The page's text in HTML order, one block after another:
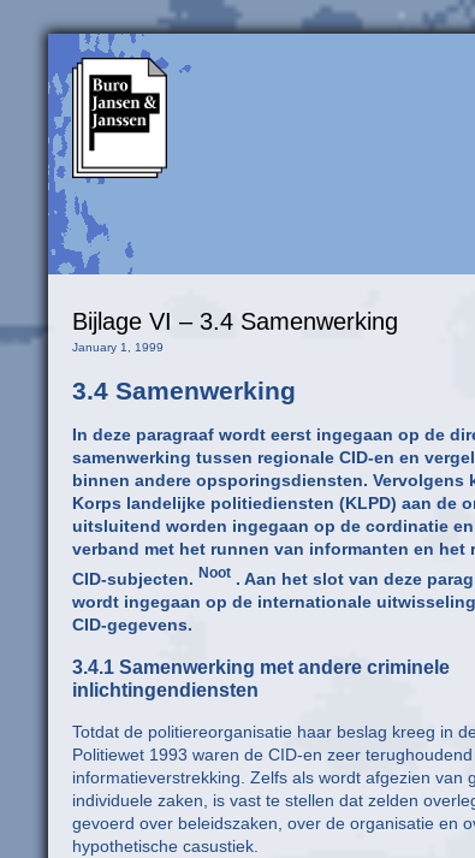
Bijlage VI – 3.4 Samenwerking
January 1, 1999
3.4 Samenwerking
In deze paragraaf wordt eerst ingegaan op de
samenwerking tussen regionale CID-en en
binnen andere opsporingsdiensten. Vervolgens
Korps landelijke politiediensten (KLPD) aan de
uitsluitend worden ingegaan op de cordinatie
verband met het runnen van informanten en het
CID-subjecten. Noot . Aan het slot van deze
wordt ingegaan op de internationale
CID-gegevens.
3.4.1 Samenwerking met andere criminele
inlichtingendiensten
Totdat de politiereorganisatie haar beslag kreeg in
Politiewet 1993 waren de CID-en zeer
informatieverstrekking. Zelfs als wordt afgezien van
individuele zaken, is vast te stellen dat zelden
gevoerd over beleidszaken, over de organisatie en
hypothetische casustiek.